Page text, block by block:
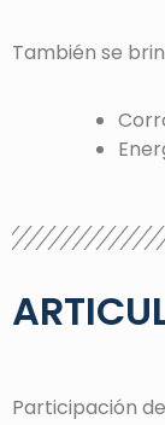
También se
Participación